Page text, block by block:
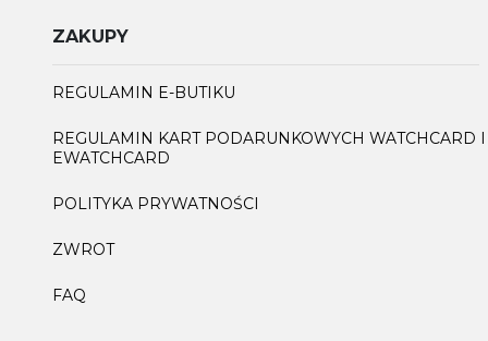
ZAKUPY
REGULAMIN E-BUTIKU
REGULAMIN KART PODARUNKOWYCH WATCHCARD I
EWATCHCARD
POLITYKA PRYWATNOŚCI
ZWROT
FAQ